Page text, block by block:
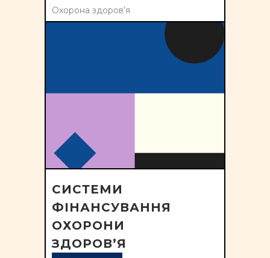
Охорона здоров’я
СИСТЕМИ
ФІНАНСУВАННЯ
ОХОРОНИ
ЗДОРОВ’Я